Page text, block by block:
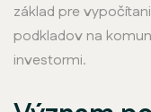
základ pre
podkladov na
investormi.